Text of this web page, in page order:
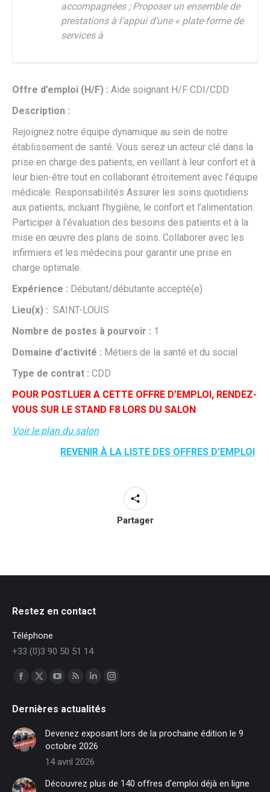
accompagnées ; Proposer un ensemble de
prestations à l’appui d’une « plate-forme de
services à
Offre d’emploi (H/F) : Aide soignant H/F CDI/CDD
Description :
Rejoignez notre équipe dynamique au sein de notre
établissement de santé. Vous serez un acteur clé dans la
prise en charge des patients, en veillant à leur confort et à
leur bien-être tout en collaborant étroitement avec l’équipe
médicale. Responsabilités Assurer les soins quotidiens
aux patients, incluant l’hygiène, le confort et l’alimentation.
Participer à l’évaluation des besoins des patients et à la
mise en œuvre des plans de soins. Collaborer avec les
infirmiers et les médecins pour garantir une prise en
charge optimale.
Expérience : Débutant/débutante accepté(e)
Lieu(x) : SAINT-LOUIS
Nombre de postes à pourvoir : 1
Domaine d’activité : Métiers de la santé et du social
Type de contrat : CDD
POUR POSTLUER A CETTE OFFRE D’EMPLOI, RENDEZ-
VOUS SUR LE STAND F8 LORS DU SALON
Voir le plan du salon
REVENIR À LA LISTE DES OFFRES D’EMPLOI
Partager
Restez en contact
Téléphone
+33 (0)3 90 50 51 14
Trouvez nous sur :
Facebook
opens
in
new
window
X
opens
new
window
opens
in
new
window
opens
in
new
window
LinkedIn
opens
in
new
window
Instagram
in
Dernières actualités
Devenez exposant lors de la prochaine édition le 9
octobre 2026
14 avril 2026
Découvrez plus de 140 offres d’emploi déjà en ligne